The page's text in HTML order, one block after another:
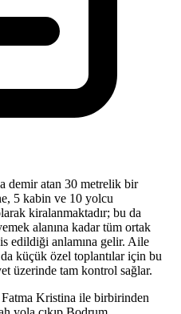
demir atan 30 metrelik bir
5 kabin ve 10 yolcu
kiralanmaktadır; bu da
alanına kadar tüm ortak
edildiği anlamına gelir. Aile
küçük özel toplantılar için bu
üzerinde tam kontrol sağlar.
Kristina ile birbirinden